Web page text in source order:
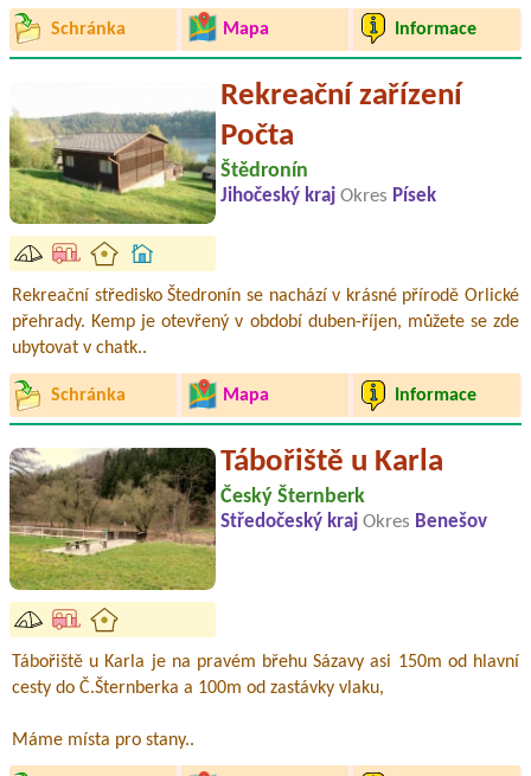
Schránka Mapa Informace
Rekreační zařízení
Počta
Štědronín
Jihočeský kraj Okres Písek
Rekreační středisko Štedronín se nachází v krásné přírodě Orlické
přehrady. Kemp je otevřený v období duben-říjen, můžete se zde
ubytovat v chatk..
Schránka Mapa Informace
Tábořiště u Karla
Český Šternberk
Středočeský kraj Okres Benešov
Tábořiště u Karla je na pravém břehu Sázavy asi 150m od hlavní
cesty do Č.Šternberka a 100m od zastávky vlaku,
Máme místa pro stany..